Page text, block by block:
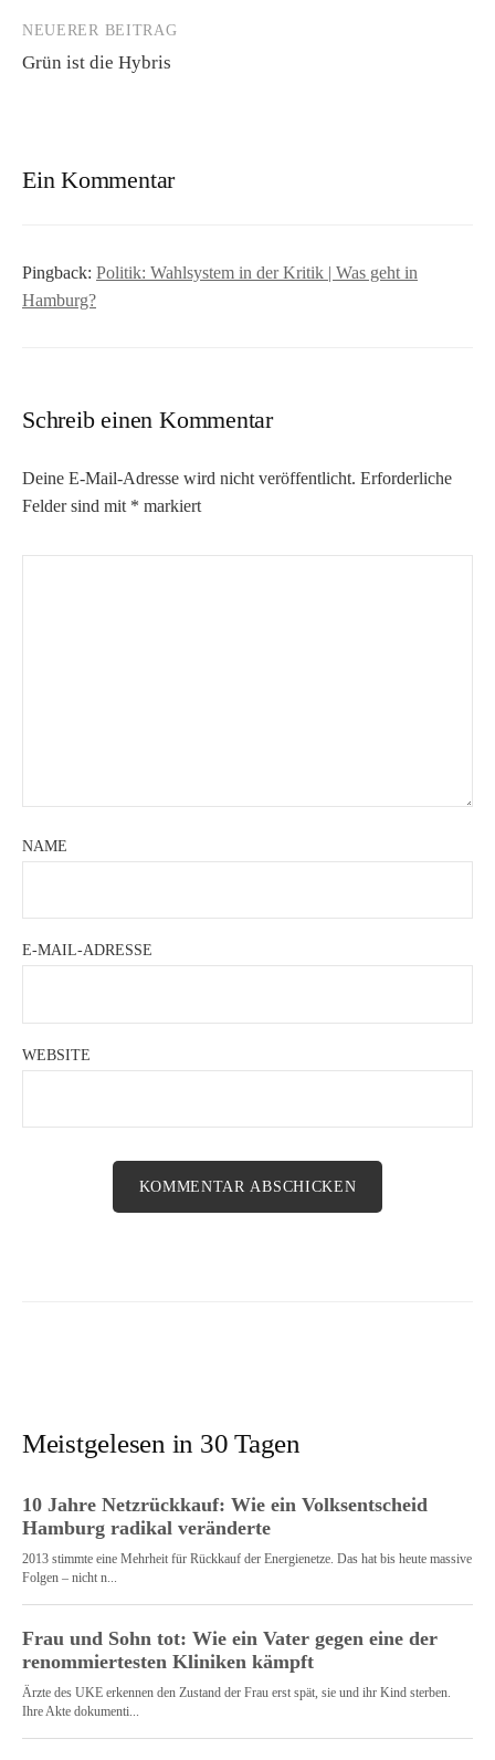
NEUERER BEITRAG
Grün ist die Hybris
Ein Kommentar
Pingback: Politik: Wahlsystem in der Kritik | Was geht in
Hamburg?
Schreib einen Kommentar
Deine E-Mail-Adresse wird nicht veröffentlicht. Erforderliche
Felder sind mit * markiert
NAME
E-MAIL-ADRESSE
WEBSITE
Meistgelesen in 30 Tagen